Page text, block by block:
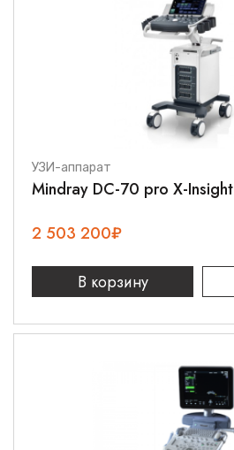
УЗИ-аппарат
Mindray DC-70 pro X-Insight
2 503 200₽
В корзину